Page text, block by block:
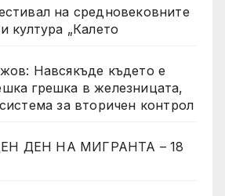
на средновековните
култура „Калето
Навсякъде където е
грешка в железницата,
за вторичен контрол
ДЕН НА МИГРАНТА – 18